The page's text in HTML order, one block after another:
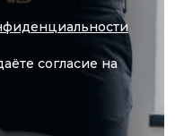
согласие на